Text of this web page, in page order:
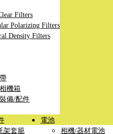
Filters
Polarizing Filters
Density Filters
機箱
備/配件
架套籠
電池
相機/器材電池